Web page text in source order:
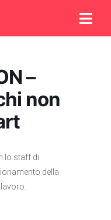
–
non
lo staff di
della